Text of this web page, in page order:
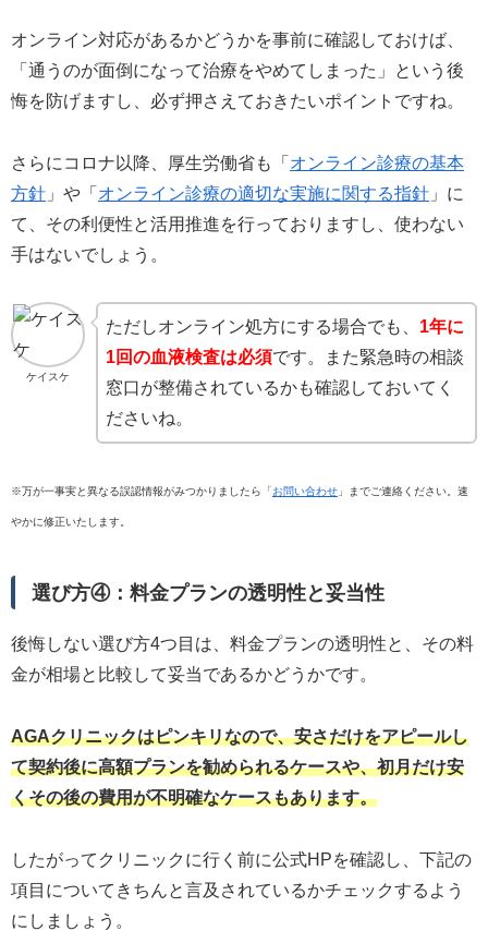
オンライン対応があるかどうかを事前に確認しておけば、
「通うのが面倒になって治療をやめてしまった」という後
悔を防げますし、必ず押さえておきたいポイントですね。
さらにコロナ以降、厚生労働省も「 オンライン診療の基本
方針 」や「 オンライン診療の適切な実施に関する指針 」に
て、その利便性と活用推進を行っておりますし、使わない
手はないでしょう。
ケイスケ
ただしオンライン処方にする場合でも、 1年に
1回の血液検査は必須です。また緊急時の相談
窓口が整備されているかも確認しておいてく
ださいね。
※万が一事実と異なる誤認情報がみつかりましたら「 お問い合わせ 」までご連絡ください。速
やかに修正いたします。
選び方④：料金プランの透明性と妥当性
後悔しない選び方4つ目は、料金プランの透明性と、その料
金が相場と比較して妥当であるかどうかです。
AGAクリニックはピンキリなので、安さだけをアピールし
て契約後に高額プランを勧められるケースや、初月だけ安
くその後の費用が不明確なケースもあります。
したがってクリニックに行く前に公式HPを確認し、下記の
項目についてきちんと言及されているかチェックするよう
にしましょう。